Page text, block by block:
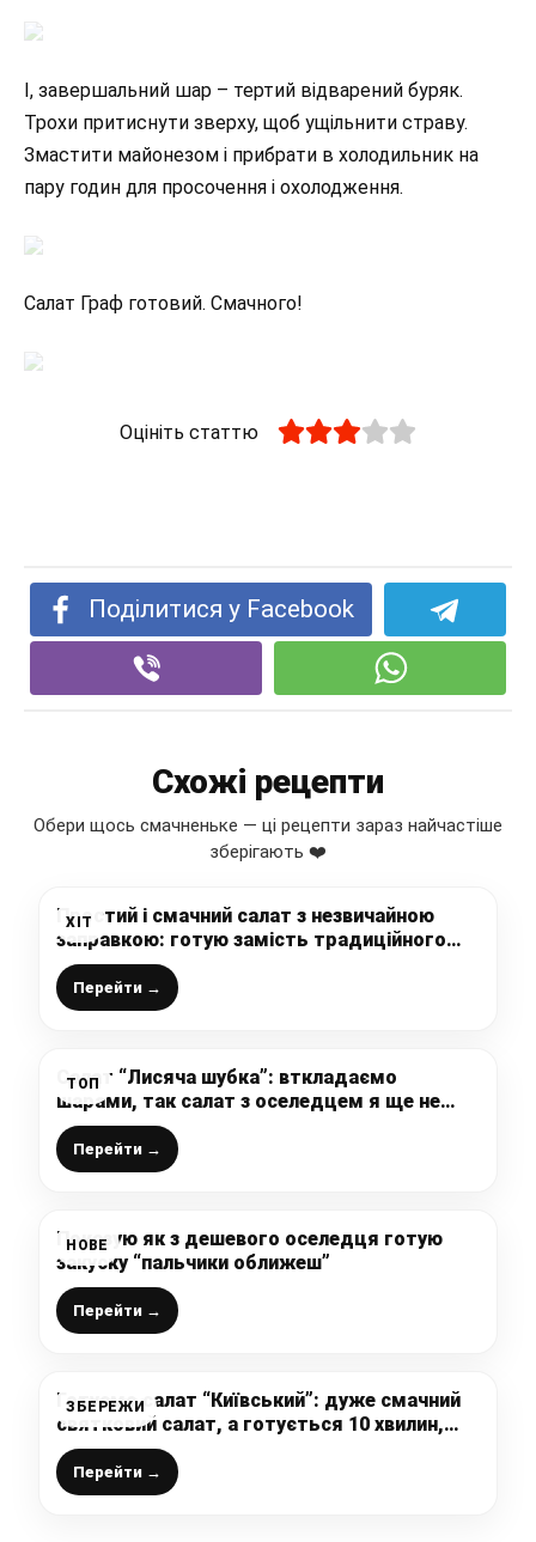
І, завершальний шар – тертий відварений буряк.
Трохи притиснути зверху, щоб ущільнити страву.
Змастити майонезом і прибрати в холодильник на
пару годин для просочення і охолодження.
Салат Граф готовий. Смачного!
Оцініть статтю
Поділитися у Facebook
Схожі рецепти
Обери щось смачненьке — ці рецепти зараз найчастіше
зберігають ❤️
ХІТ
Простий і смачний салат з незвичайною
заправкою: готую замість традиційного
олів’є (цікаве поєднання звичайних
інгредієнтів)
Перейти →
ТОП
Салат “Лисяча шубка”: вткладаємо
шарами, так салат з оселедцем я ще не
робила
Перейти →
НОВЕ
Показую як з дешевого оселедця готую
закуску “пальчики оближеш”
Перейти →
ЗБЕРЕЖИ
Готуємо салат “Київський”: дуже смачний
святковий салат, а готується 10 хвилин,
смачніше за олів’є
Перейти →